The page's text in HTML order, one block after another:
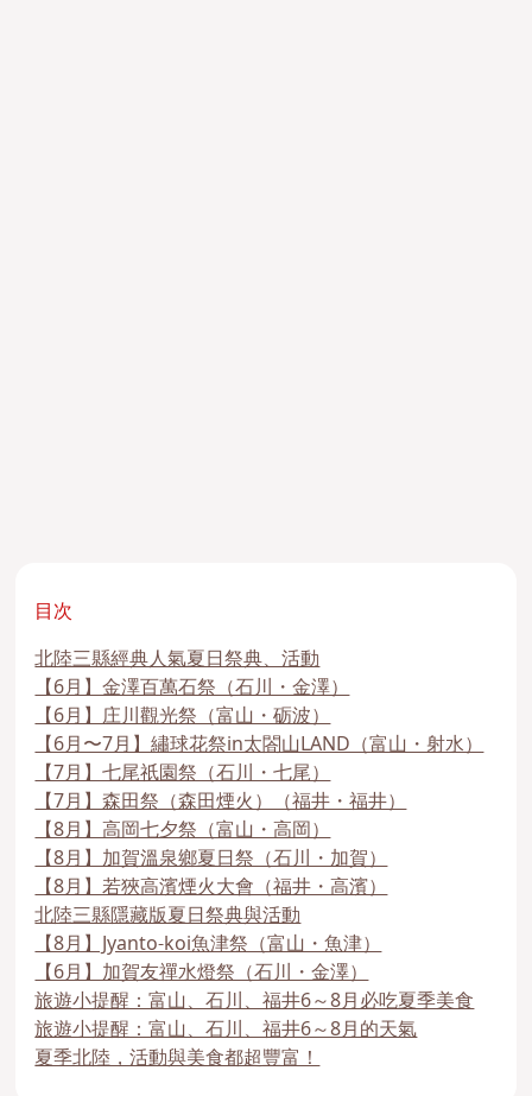
目次
北陸三縣經典人氣夏日祭典、活動
【6月】金澤百萬石祭（石川・金澤）
【6月】庄川觀光祭（富山・砺波）
【6月〜7月】繡球花祭in太閤山LAND（富山・射水）
【7月】七尾祇園祭（石川・七尾）
【7月】森田祭（森田煙火）（福井・福井）
【8月】高岡七夕祭（富山・高岡）
【8月】加賀溫泉鄉夏日祭（石川・加賀）
【8月】若狹高濱煙火大會（福井・高濱）
北陸三縣隱藏版夏日祭典與活動
【8月】Jyanto-koi魚津祭（富山・魚津）
【6月】加賀友禪水燈祭（石川・金澤）
旅遊小提醒：富山、石川、福井6～8月必吃夏季美食
旅遊小提醒：富山、石川、福井6～8月的天氣
夏季北陸，活動與美食都超豐富！